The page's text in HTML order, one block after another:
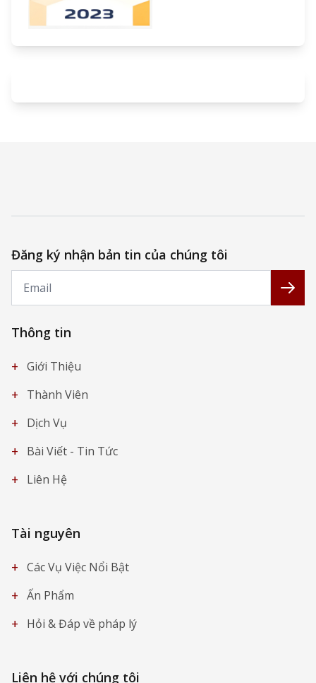
Đăng ký nhận bản tin của chúng tôi
Thông tin
+ Giới Thiệu
+ Thành Viên
+ Dịch Vụ
+ Bài Viết - Tin Tức
+ Liên Hệ
Tài nguyên
+ Các Vụ Việc Nổi Bật
+ Ấn Phẩm
+ Hỏi & Đáp về pháp lý
Liên hệ với chúng tôi